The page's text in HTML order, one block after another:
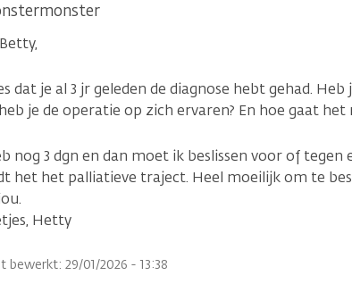
dat je al 3 jr geleden de diagnose hebt gehad. Heb
je de operatie op zich ervaren? En hoe gaat het
nog 3 dgn en dan moet ik beslissen voor of
het het palliatieve traject. Heel moeilijk om te
Hetty
bewerkt: 29/01/2026 - 13:38